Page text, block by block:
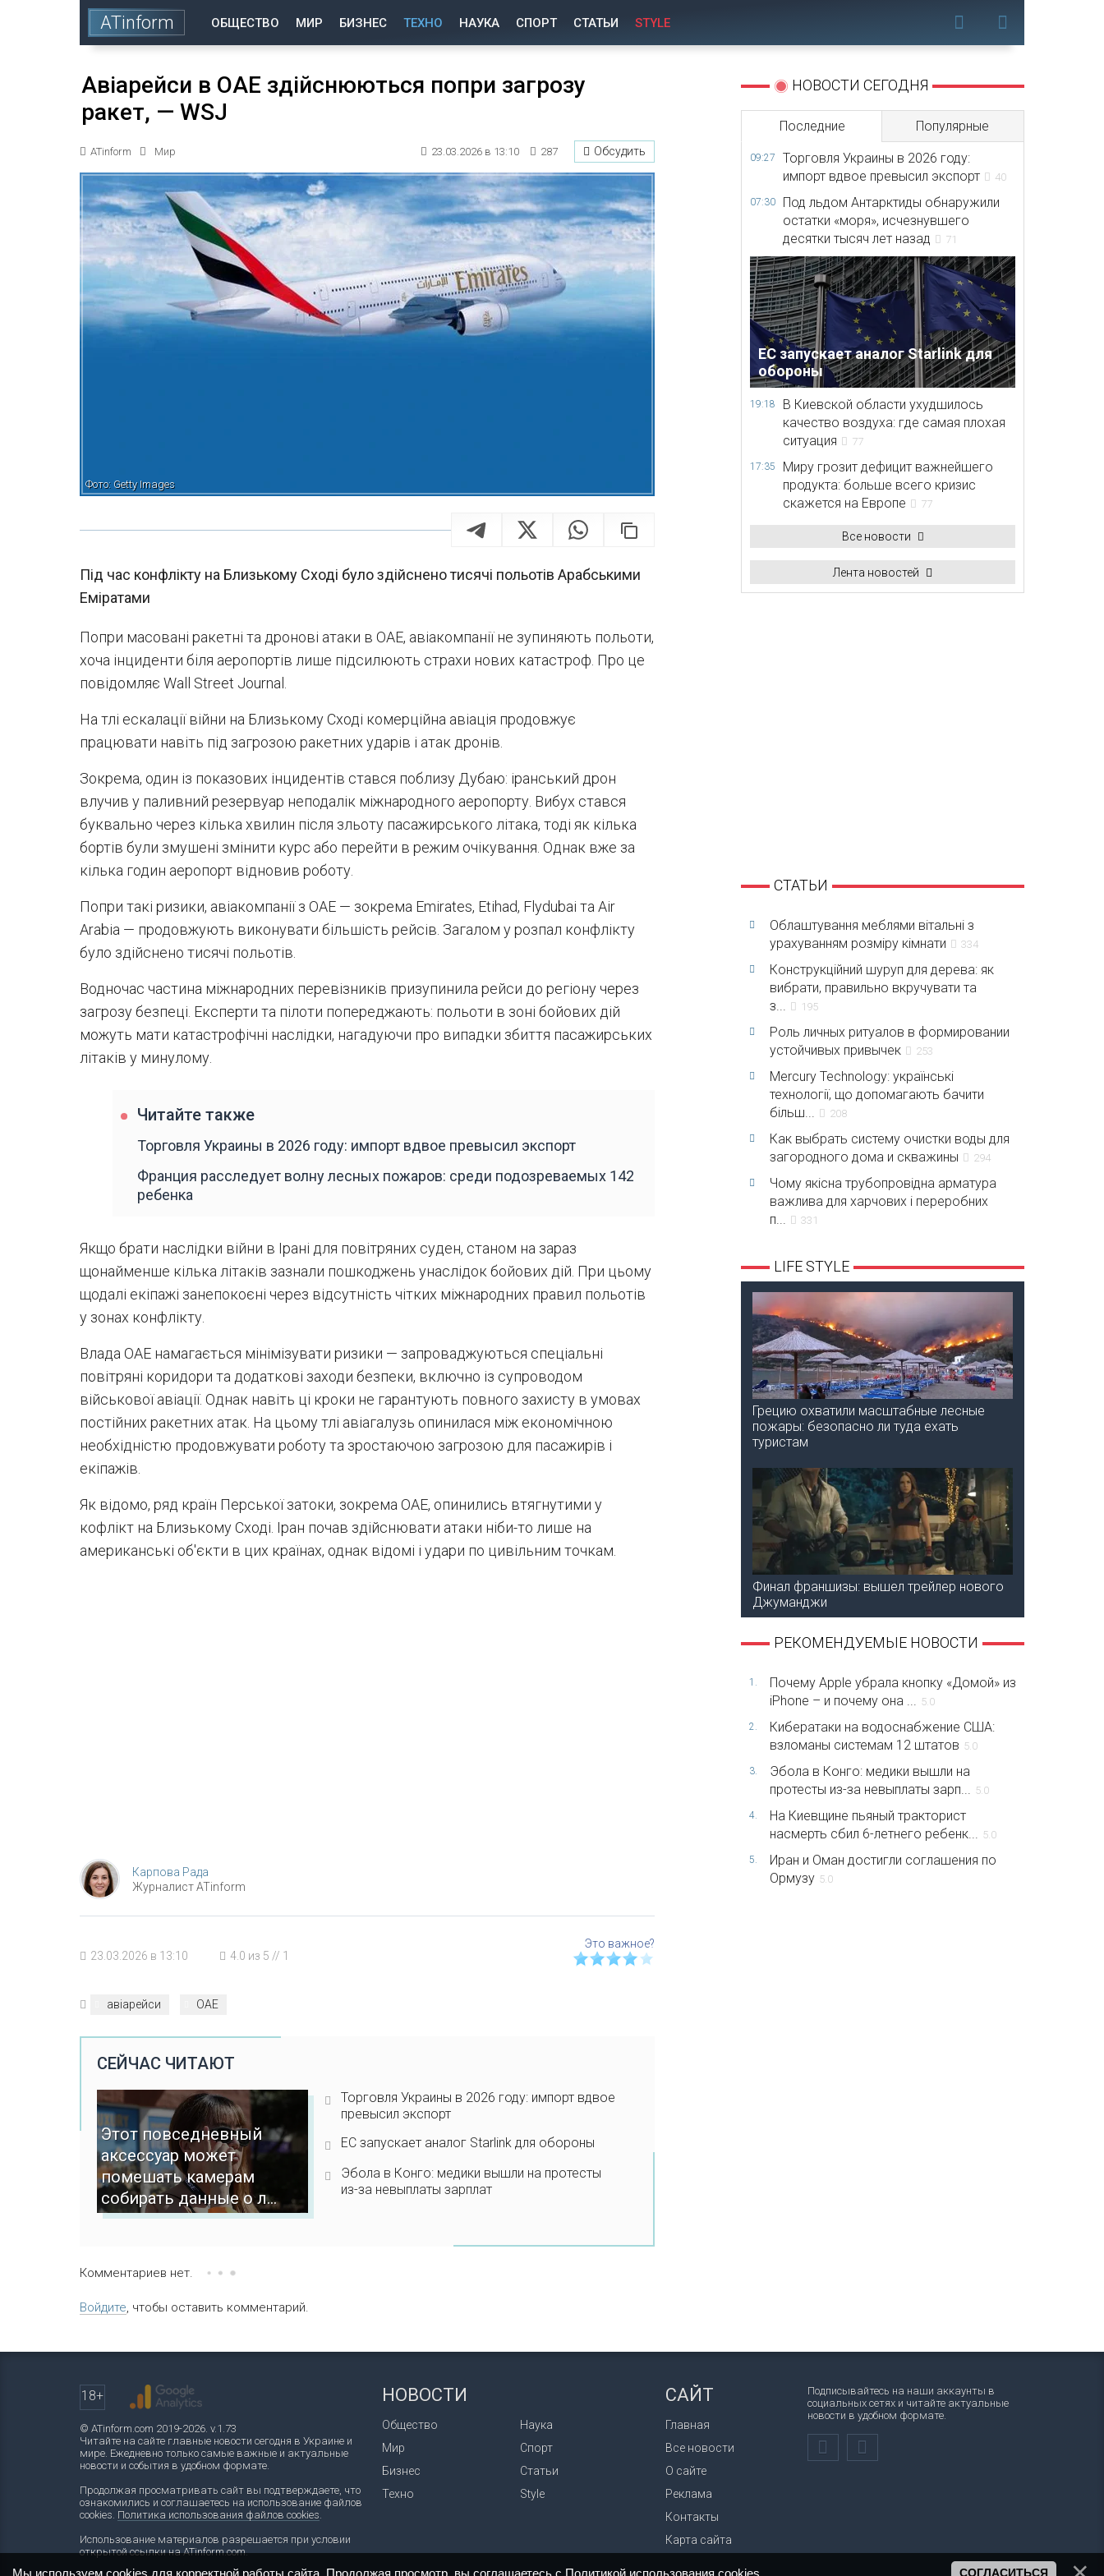
ATinform ОБЩЕСТВО МИР БИЗНЕС ТЕХНО НАУКА СПОРТ СТАТЬИ STYLE
Авіарейси в ОАЕ здійснюються попри загрозу
ракет, — WSJ
ATinform Мир 23.03.2026 в 13:10 287 Обсудить
Фото: Getty Images
Під час конфлікту на Близькому Сході було здійснено тисячі польотів Арабськими
Еміратами
Попри масовані ракетні та дронові атаки в ОАЕ, авіакомпанії не зупиняють польоти,
хоча інциденти біля аеропортів лише підсилюють страхи нових катастроф. Про це
повідомляє Wall Street Journal.
На тлі ескалації війни на Близькому Сході комерційна авіація продовжує
працювати навіть під загрозою ракетних ударів і атак дронів.
Зокрема, один із показових інцидентів стався поблизу Дубаю: іранський дрон
влучив у паливний резервуар неподалік міжнародного аеропорту. Вибух стався
буквально через кілька хвилин після зльоту пасажирського літака, тоді як кілька
бортів були змушені змінити курс або перейти в режим очікування. Однак вже за
кілька годин аеропорт відновив роботу.
Попри такі ризики, авіакомпанії з ОАЕ — зокрема Emirates, Etihad, Flydubai та Air
Arabia — продовжують виконувати більшість рейсів. Загалом у розпал конфлікту
було здійснено тисячі польотів.
Водночас частина міжнародних перевізників призупинила рейси до регіону через
загрозу безпеці. Експерти та пілоти попереджають: польоти в зоні бойових дій
можуть мати катастрофічні наслідки, нагадуючи про випадки збиття пасажирських
літаків у минулому.
Читайте также
Торговля Украины в 2026 году: импорт вдвое превысил экспорт
Франция расследует волну лесных пожаров: среди подозреваемых 142
ребенка
Якщо брати наслідки війни в Ірані для повітряних суден, станом на зараз
щонайменше кілька літаків зазнали пошкоджень унаслідок бойових дій. При цьому
щодалі екіпажі занепокоєні через відсутність чітких міжнародних правил польотів
у зонах конфлікту.
Влада ОАЕ намагається мінімізувати ризики — запроваджуються спеціальні
повітряні коридори та додаткові заходи безпеки, включно із супроводом
військової авіації. Однак навіть ці кроки не гарантують повного захисту в умовах
постійних ракетних атак. На цьому тлі авіагалузь опинилася між економічною
необхідністю продовжувати роботу та зростаючою загрозою для пасажирів і
екіпажів.
Як відомо, ряд країн Перської затоки, зокрема ОАЕ, опинились втягнутими у
кофлікт на Близькому Сході. Іран почав здійснювати атаки ніби-то лише на
американські об'єкти в цих країнах, однак відомі і удари по цивільним точкам.
Карпова Рада
Журналист ATinform
23.03.2026 в 13:10 4.0 из 5 // 1
авіарейси ОАЕ
СЕЙЧАС ЧИТАЮТ
Этот повседневный
аксессуар может
помешать камерам
собирать данные о л...
Торговля Украины в 2026 году: импорт вдвое
превысил экспорт
ЕС запускает аналог Starlink для обороны
Эбола в Конго: медики вышли на протесты
из-за невыплаты зарплат
Комментариев нет.
Войдите, чтобы оставить комментарий.
НОВОСТИ СЕГОДНЯ
Последние Популярные
09:27
Торговля Украины в 2026 году:
импорт вдвое превысил экспорт
40
07:30
Под льдом Антарктиды обнаружили
остатки «моря», исчезнувшего
десятки тысяч лет назад
71
ЕС запускает аналог Starlink для
обороны
19:18
В Киевской области ухудшилось
качество воздуха: где самая плохая
ситуация
77
17:35
Миру грозит дефицит важнейшего
продукта: больше всего кризис
скажется на Европе
77
Все новости
Лента новостей
СТАТЬИ
Облаштування меблями вітальні з
урахуванням розміру кімнати
334
Конструкційний шуруп для дерева: як
вибрати, правильно вкручувати та
з...
195
Роль личных ритуалов в формировании
устойчивых привычек
253
Mercury Technology: українські
технології, що допомагають бачити
більш...
208
Как выбрать систему очистки воды для
загородного дома и скважины
294
Чому якісна трубопровідна арматура
важлива для харчових і переробних
п...
331
LIFE STYLE
Грецию охватили масштабные лесные
пожары: безопасно ли туда ехать
туристам
Финал франшизы: вышел трейлер нового
Джуманджи
РЕКОМЕНДУЕМЫЕ НОВОСТИ
1.
Почему Apple убрала кнопку «Домой» из
iPhone – и почему она ...
5.0
2.
Кибератаки на водоснабжение США:
взломаны системам 12 штатов 5.0
3.
Эбола в Конго: медики вышли на
протесты из-за невыплаты зарп...
5.0
4.
На Киевщине пьяный тракторист
насмерть сбил 6-летнего ребенк...
5.0
5.
Иран и Оман достигли соглашения по
Ормузу 5.0
18+
© ATinform.com 2019-2026. v.1.73
Читайте на сайте главные новости сегодня в Украине и
мире. Ежедневно только самые важные и актуальные
новости и события в удобном формате.
Продолжая просматривать сайт вы подтверждаете, что
ознакомились и соглашаетесь на использование файлов
cookies. Политика использования файлов cookies
Использование материалов разрешается при условии
открытой ссылки на ATinform.com.
НОВОСТИ
Общество
Мир
Бизнес
Техно
Наука
Спорт
Статьи
Style
САЙТ
Главная
Все новости
О сайте
Реклама
Контакты
Карта сайта
Подписывайтесь на наши аккаунты в
социальных сетях и читайте актуальные
новости в удобном формате.
Мы используем cookies для корректной работы сайта. Продолжая просмотр, вы соглашаетесь с Политикой использования cookies СОГЛАСИТЬСЯ